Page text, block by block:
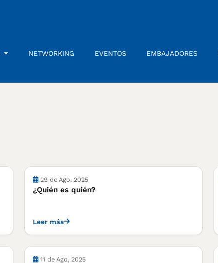
NETWORKING EVENTOS EMBAJADORES
29 de Ago, 2025
¿Quién es quién?
Leer más
11 de Ago, 2025